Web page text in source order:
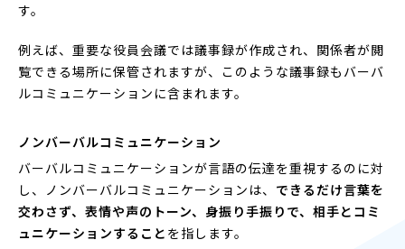
す。
例えば、重要な役員会議では議事録が作成され、関係者が閲
覧できる場所に保管されますが、このような議事録もバーバ
ルコミュニケーションに含まれます。
ノンバーバルコミュニケーション
バーバルコミュニケーションが言語の伝達を重視するのに対
し、ノンバーバルコミュニケーションは、 できるだけ言葉を
交わさず、表情や声のトーン、身振り手振りで、相手とコミ
ュニケーションすること を指します。